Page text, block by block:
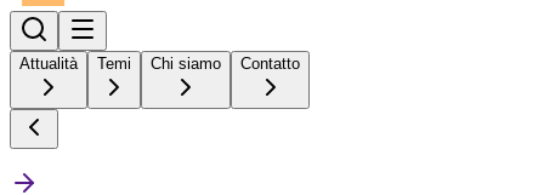
Attualità Temi Chi siamo Contatto